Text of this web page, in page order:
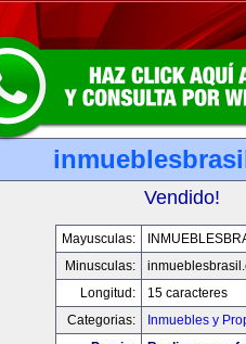
Vendido!
Mayusculas:
Minusculas:
Longitud:
15 caracteres
Categorias:
Inmuebles y